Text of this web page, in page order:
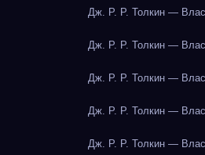
Дж. Р. Р. Толкин —
Дж. Р. Р. Толкин —
Дж. Р. Р. Толкин —
Дж. Р. Р. Толкин —
Дж. Р. Р. Толкин —